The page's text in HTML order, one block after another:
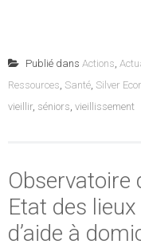
Publié dans Actions,
Ressources, Santé, Silver
vieillir, séniors, vieillissement
Observatoire
Etat des
d’aide à